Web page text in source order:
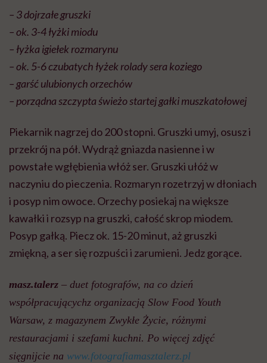
– 3 dojrzałe gruszki
– ok. 3-4 łyżki miodu
– łyżka igiełek rozmarynu
– ok. 5-6 czubatych łyżek rolady sera koziego
– garść ulubionych orzechów
– porządna szczypta świeżo startej gałki muszkatołowej
Piekarnik nagrzej do 200 stopni. Gruszki umyj, osusz i
przekrój na pół. Wydrąż gniazda nasienne i w
powstałe wgłębienia włóż ser. Gruszki ułóż w
naczyniu do pieczenia. Rozmaryn rozetrzyj w dłoniach
i posyp nim owoce. Orzechy posiekaj na większe
kawałki i rozsyp na gruszki, całość skrop miodem.
Posyp gałką. Piecz ok. 15-20 minut, aż gruszki
zmiękną, a ser się rozpuści i zarumieni. Jedz gorące.
masz.talerz – duet fotografów, na co dzień
współpracującychz organizacją Slow Food Youth
Warsaw, z magazynem Zwykłe Życie, różnymi
restauracjami i szefami kuchni. Po więcej zdjęć
sięgnijcie na www.fotografiamasztalerz.pl